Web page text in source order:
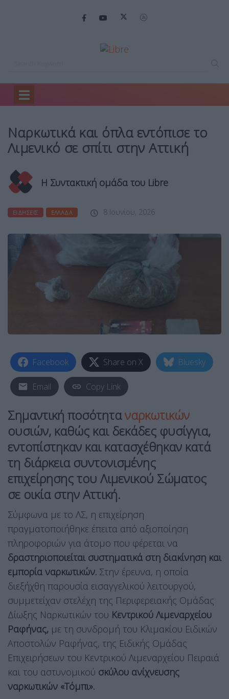
Home
Ναρκωτικά και όπλα εντόπισε το
Λιμενικό σε σπίτι στην Αττική
Η Συντακτική ομάδα του Libre
ΕΙΔΉΣΕΙΣ ΕΛΛΆΔΑ 8 Ιουνίου, 2026
Facebook Share on X Bluesky
Email Copy Link
Σημαντική ποσότηταναρκωτικών
ουσιών, καθώς και δεκάδες φυσίγγια,
εντοπίστηκαν και κατασχέθηκαν κατά
τη διάρκεια συντονισμένης
επιχείρησης του Λιμενικού Σώματος
σε οικία στην Αττική.
Σύμφωνα με το ΛΣ, η επιχείρηση
πραγματοποιήθηκε έπειτα από αξιοποίηση
πληροφοριών για άτομο που φέρεται να
δραστηριοποιείται συστηματικά στη διακίνηση και
εμπορία ναρκωτικών. Στην έρευνα, η οποία
διεξήχθη παρουσία εισαγγελικού λειτουργού,
συμμετείχαν στελέχη της Περιφερειακής Ομάδας
Δίωξης Ναρκωτικών του Κεντρικού Λιμεναρχείου
Ραφήνας, με τη συνδρομή του Κλιμακίου Ειδικών
Αποστολών Ραφήνας, της Ειδικής Ομάδας
Επιχειρήσεων του Κεντρικού Λιμεναρχείου Πειραιά
και του αστυνομικού σκύλου ανίχνευσης
ναρκωτικών «Τόμπι».